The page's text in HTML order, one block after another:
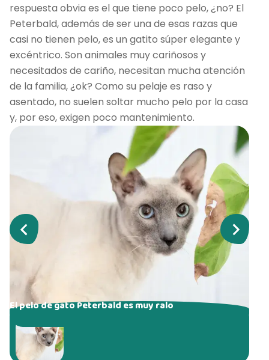
respuesta obvia es el que tiene poco pelo, ¿no? El
Peterbald, además de ser una de esas razas que
casi no tienen pelo, es un gatito súper elegante y
excéntrico. Son animales muy cariñosos y
necesitados de cariño, necesitan mucha atención
de la familia, ¿ok? Como su pelaje es raso y
asentado, no suelen soltar mucho pelo por la casa
y, por eso, exigen poco mantenimiento.
El pelo de gato Peterbald es muy ralo